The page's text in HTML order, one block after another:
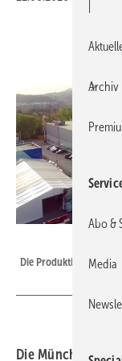
Die Produktion von
Die Münchner
Archiv
Abo &
Media